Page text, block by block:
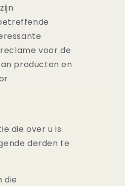
voor de
producten en
die over u is
derden te
die